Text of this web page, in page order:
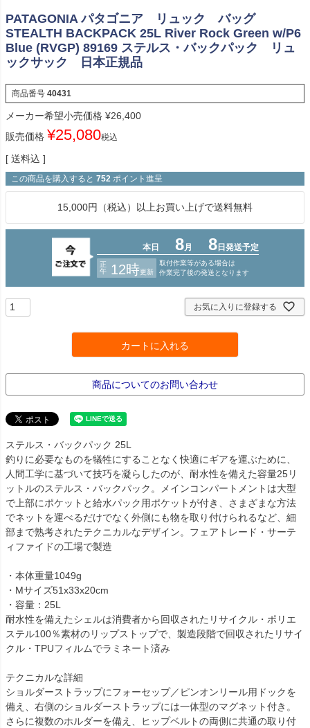
PATAGONIA パタゴニア リュック バッグ
STEALTH BACKPACK 25L River Rock Green w/P6
Blue (RVGP) 89169 ステルス・バックパック リュ
ックサック 日本正規品
商品番号 40431
メーカー希望小売価格 ¥26,400
販売価格 ¥25,080税込
送料込
この商品を購入すると 752 ポイント進呈
15,000円（税込）以上お買い上げで送料無料
お気に入りに登録する
カートに入れる
商品についてのお問い合わせ
ステルス・バックパック 25L
釣りに必要なものを犠牲にすることなく快適にギアを運ぶために、
人間工学に基づいて技巧を凝らしたのが、耐水性を備えた容量25リ
ットルのステルス・バックパック。メインコンパートメントは大型
で上部にポケットと給水パック用ポケットが付き、さまざまな方法
でネットを運べるだけでなく外側にも物を取り付けられるなど、細
部まで熟考されたテクニカルなデザイン。フェアトレード・サーテ
ィファイドの工場で製造
・本体重量1049g
・Mサイズ51x33x20cm
・容量：25L
耐水性を備えたシェルは消費者から回収されたリサイクル・ポリエ
ステル100％素材のリップストップで、製造段階で回収されたリサイ
クル・TPUフィルムでラミネート済み
テクニカルな詳細
ショルダーストラップにフォーセップ／ピンオンリール用ドックを
備え、右側のショルダーストラップには一体型のマグネット付き。
さらに複数のホルダーを備え、ヒップベルトの両側に共通の取り付